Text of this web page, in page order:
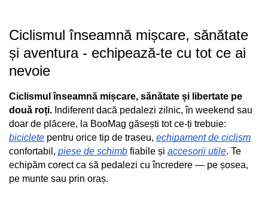
Cauciucuri si camere
Camere
Cauciucuri
Cauciucuri pline
Cauciucuri tubeless
Valve
Accesorii
Componente electrice
Acumulatori
Incarcatoare
Ciclismul înseamnă mișcare, sănătate
și aventura - echipează-te cu tot ce ai
nevoie
Ciclismul înseamnă mișcare, sănătate și libertate pe
două roți. Indiferent dacă pedalezi zilnic, în weekend sau
biciclete pentru orice tip de traseu, echipament de ciclism
confortabil, piese de schimb fiabile și accesorii utile. Te
echipăm corect ca să pedalezi cu încredere — pe șosea,
pe munte sau prin oraș.